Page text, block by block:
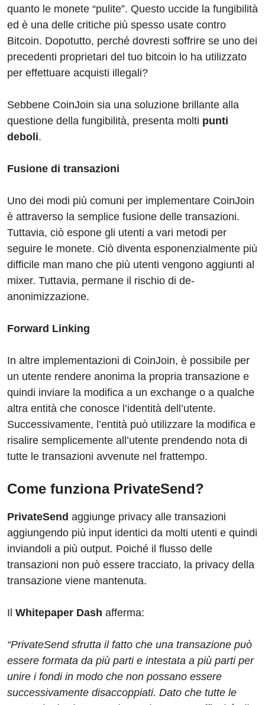
quanto le monete “pulite”. Questo uccide la fungibilità
ed è una delle critiche più spesso usate contro
Bitcoin. Dopotutto, perché dovresti soffrire se uno dei
precedenti proprietari del tuo bitcoin lo ha utilizzato
per effettuare acquisti illegali?
Sebbene CoinJoin sia una soluzione brillante alla
questione della fungibilità, presenta molti punti
deboli.
Fusione di transazioni
Uno dei modi più comuni per implementare CoinJoin
è attraverso la semplice fusione delle transazioni.
Tuttavia, ciò espone gli utenti a vari metodi per
seguire le monete. Ciò diventa esponenzialmente più
difficile man mano che più utenti vengono aggiunti al
mixer. Tuttavia, permane il rischio di de-
anonimizzazione.
Forward Linking
In altre implementazioni di CoinJoin, è possibile per
un utente rendere anonima la propria transazione e
quindi inviare la modifica a un exchange o a qualche
altra entità che conosce l’identità dell’utente.
Successivamente, l’entità può utilizzare la modifica e
risalire semplicemente all’utente prendendo nota di
tutte le transazioni avvenute nel frattempo.
Come funziona PrivateSend?
PrivateSend aggiunge privacy alle transazioni
aggiungendo più input identici da molti utenti e quindi
inviandoli a più output. Poiché il flusso delle
transazioni non può essere tracciato, la privacy della
transazione viene mantenuta.
Il Whitepaper Dash afferma:
“PrivateSend sfrutta il fatto che una transazione può
essere formata da più parti e intestata a più parti per
unire i fondi in modo che non possano essere
successivamente disaccoppiati. Dato che tutte le